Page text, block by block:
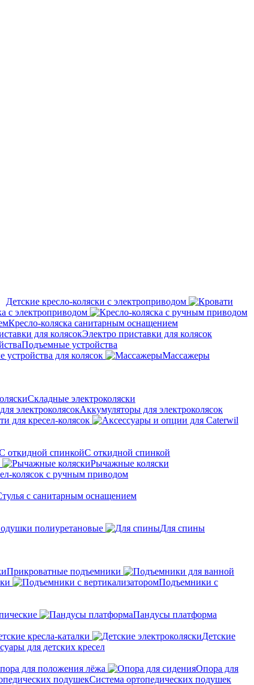
Детские кресло-коляски с электроприводом
с электроприводом
Кресло-коляска санитарным оснащением
Электро приставки для колясок
Подъемные устройства
устройства для колясок
Массажеры
Складные электроколяски
Аккумуляторы для электроколясок
для кресел-колясок
С откидной спинкой
Рычажные коляски
колясок с ручным приводом
с санитарным оснащением
полиуретановые
Для спины
Прикроватные подъемники
Подъемники с
Пандусы платформа
кресла-каталки
Детские
для детских кресел
для положения лёжа
Опора для
Система ортопедических подушек